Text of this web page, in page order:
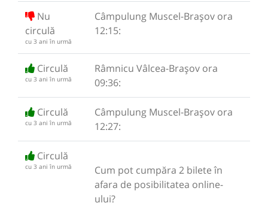
Nu
circulă
cu 3 ani în urmă
Câmpulung Muscel-Brașov ora
12:15:
Circulă
cu 3 ani în urmă
Râmnicu Vâlcea-Brașov ora
09:36:
Circulă
cu 3 ani în urmă
Câmpulung Muscel-Brașov ora
12:27:
Circulă
cu 3 ani în urmă
Cum pot cumpăra 2 bilete în
afara de posibilitatea online-
ului?